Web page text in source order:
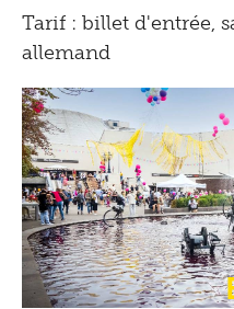
Tarif : billet d'entrée,
allemand